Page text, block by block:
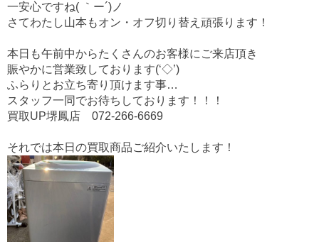
一安心ですね( ｀ー´)ノ
さてわたし山本もオン・オフ切り替え頑張ります！
本日も午前中からたくさんのお客様にご来店頂き
賑やかに営業致しております(‘◇’)ゞ
ふらりとお立ち寄り頂けます事…
スタッフ一同でお待ちしております！！！
買取UP堺鳳店 072-266-6669
それでは本日の買取商品ご紹介いたします！